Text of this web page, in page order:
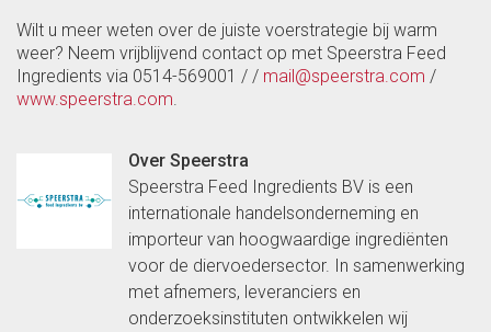
Wilt u meer weten over de juiste voerstrategie bij warm
weer? Neem vrijblijvend contact op met Speerstra Feed
Ingredients via 0514-569001 / / mail@speerstra.com /
www.speerstra.com
Over Speerstra
Speerstra Feed Ingredients BV is een
internationale handelsonderneming en
importeur van hoogwaardige ingrediënten
voor de diervoedersector. In samenwerking
met afnemers, leveranciers en
onderzoeksinstituten ontwikkelen wij